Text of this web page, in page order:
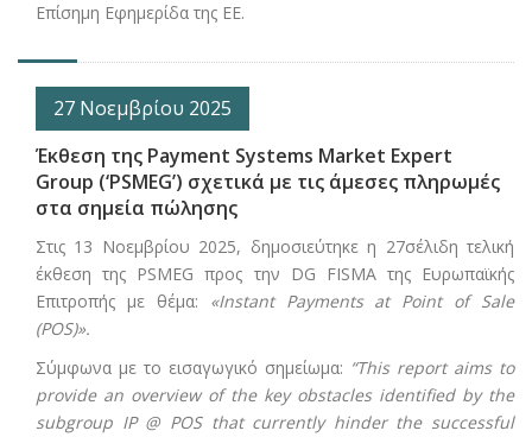
Επίσημη Εφημερίδα της ΕΕ.
27 Νοεμβρίου 2025
Έκθεση της Payment Systems Market Expert
Group (‘PSMEG’) σχετικά με τις άμεσες πληρωμές
στα σημεία πώλησης
Στις 13 Νοεμβρίου 2025, δημοσιεύτηκε η 27σέλιδη τελική
έκθεση της PSMEG προς την DG FISMA της Ευρωπαϊκής
Επιτροπής με θέμα: «Instant Payments at Point of Sale
(POS)».
Σύμφωνα με το εισαγωγικό σημείωμα: “This report aims to
provide an overview of the key obstacles identified by the
subgroup IP @ POS that currently hinder the successful